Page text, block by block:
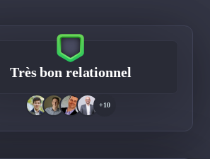
Très bon relationnel
+10